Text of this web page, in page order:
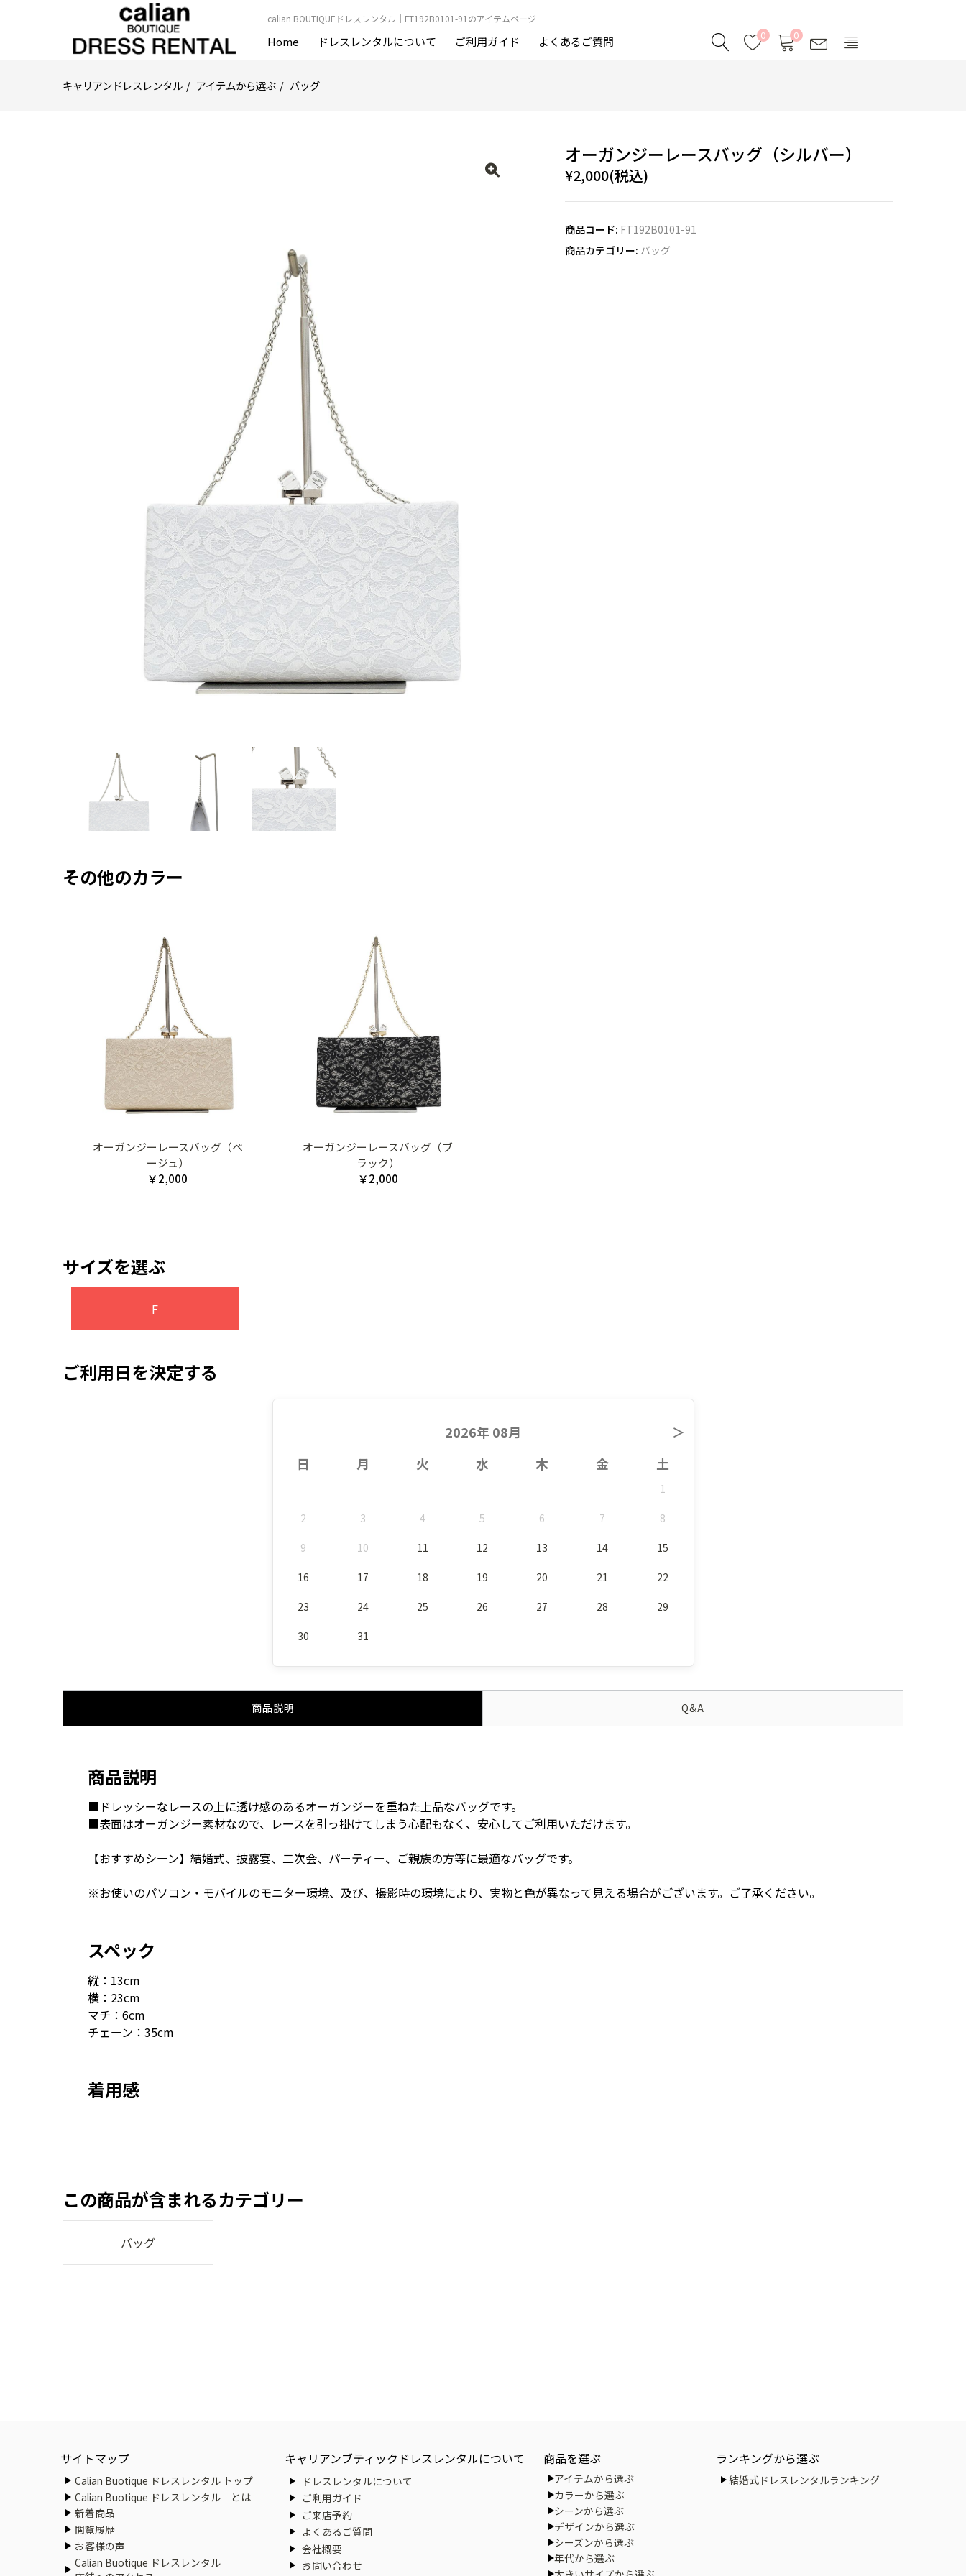
calian BOUTIQUEドレスレンタル｜FT192B0101-91のアイテムページ
Home ドレスレンタルについて ご利用ガイド よくあるご質問 0 0
キャリアンドレスレンタル アイテムから選ぶ バッグ
オーガンジーレースバッグ（シルバー）
¥2,000(税込)
商品コード: FT192B0101-91
商品カテゴリー: バッグ
その他のカラー
オーガンジーレースバッグ（ベ
ージュ）
￥2,000
オーガンジーレースバッグ（ブ
ラック）
￥2,000
サイズを選ぶ
F
ご利用日を決定する
2026年 08月
＞
日
月 火 水 木 金 土
1
2 3 4 5 6 7 8
9 10 11 12 13 14 15
16 17 18 19 20 21 22
23 24 25 26 27 28 29
30 31
商品説明 Q&A
商品説明
■ドレッシーなレースの上に透け感のあるオーガンジーを重ねた上品なバッグです。
■表面はオーガンジー素材なので、レースを引っ掛けてしまう心配もなく、安心してご利用いただけます。
【おすすめシーン】結婚式、披露宴、二次会、パーティー、ご親族の方等に最適なバッグです。
※お使いのパソコン・モバイルのモニター環境、及び、撮影時の環境により、実物と色が異なって見える場合がございます。ご了承ください。
スペック
縦：13cm
横：23cm
マチ：6cm
チェーン：35cm
着用感
この商品が含まれるカテゴリー
バッグ
サイトマップ
Calian Buotique ドレスレンタル トップ
Calian Buotique ドレスレンタル とは
新着商品
閲覧履歴
お客様の声
Calian Buotique ドレスレンタル
キャリアンブティックドレスレンタルについて
ドレスレンタルについて
ご利用ガイド
ご来店予約
よくあるご質問
会社概要
お問い合わせ
商品を選ぶ
アイテムから選ぶ
カラーから選ぶ
シーンから選ぶ
デザインから選ぶ
シーズンから選ぶ
年代から選ぶ
ランキングから選ぶ
結婚式ドレスレンタルランキング